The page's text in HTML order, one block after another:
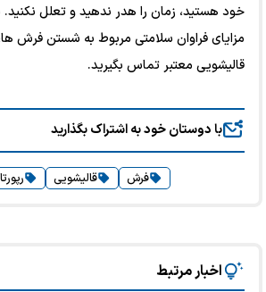
خود هستید، زمان را هدر ندهید و تعلل نکنید.
مزایای فراوان سلامتی مربوط به شستن فرش
قالیشویی معتبر تماس بگیرید.
با دوستان خود به اشتراک بگذارید
فرش قالیشویی
اخبار مرتبط